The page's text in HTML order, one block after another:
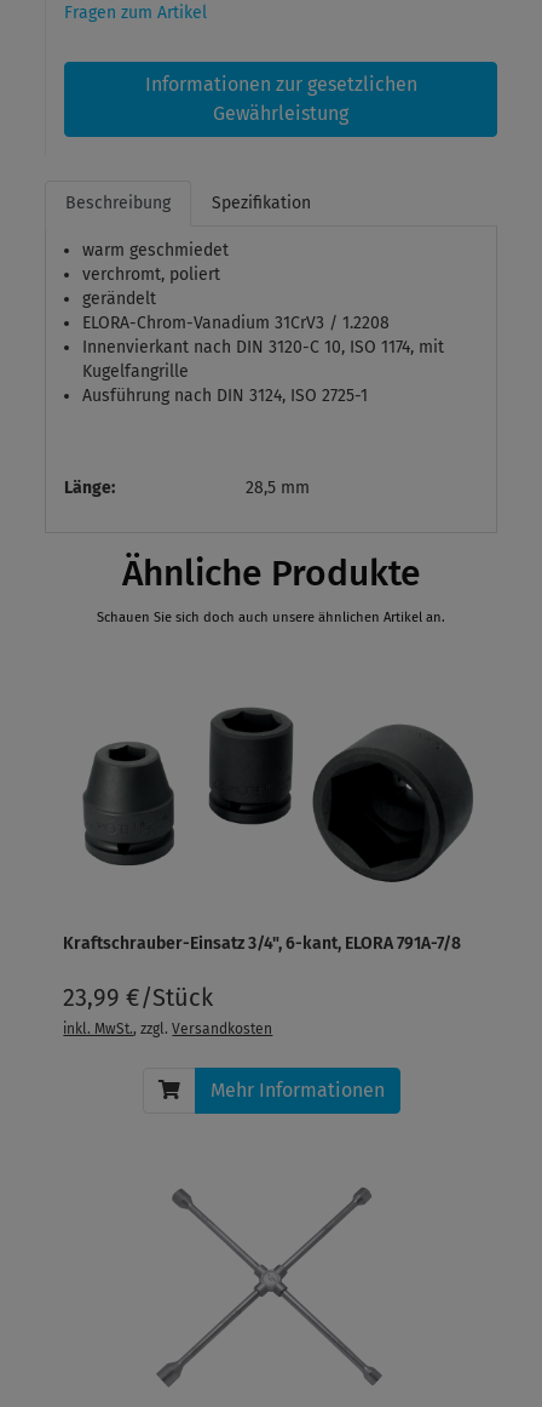
Fragen zum Artikel
Informationen zur gesetzlichen
Gewährleistung
Beschreibung Spezifikation
warm geschmiedet
verchromt, poliert
gerändelt
ELORA-Chrom-Vanadium 31CrV3 / 1.2208
Innenvierkant nach DIN 3120-C 10, ISO 1174, mit
Kugelfangrille
Ausführung nach DIN 3124, ISO 2725-1
Länge: 28,5 mm
Ähnliche Produkte
Schauen Sie sich doch auch unsere ähnlichen Artikel an.
Kraftschrauber-Einsatz 3/4", 6-kant, ELORA 791A-7/8
23,99 €/Stück
inkl. MwSt., zzgl.Versandkosten
Mehr Informationen